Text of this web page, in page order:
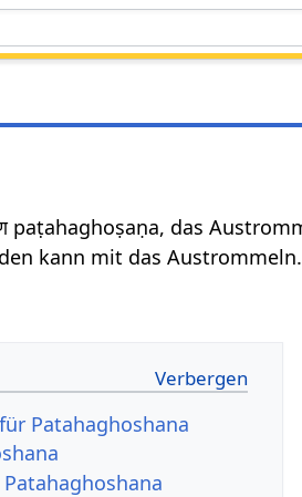
paṭahaghoṣaṇa, das
kann mit das Austrommeln.
Patahaghoshana